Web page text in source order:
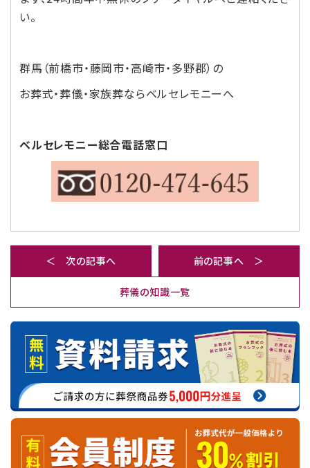
い。
群馬（前橋市・藤岡市・高崎市・多野郡）の
お葬式・葬儀・家族葬ならベルセレモニーへ
ベルセレモニー総合電話窓口
＜ 次の記事へ
葬儀の知識一覧
前の記事へ ＞